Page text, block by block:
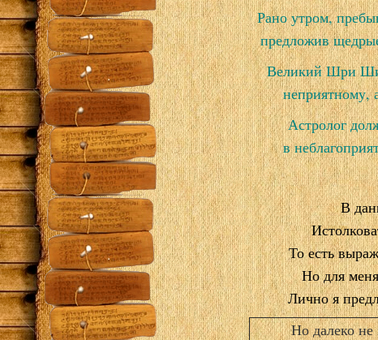
Рано утром,
предложив
Великий Шри
неприятному,
Астролог
в
В
То есть
Но для
Лично я
Но далеко